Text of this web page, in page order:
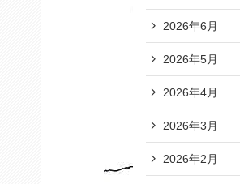
2026年6月
2026年5月
2026年4月
2026年3月
2026年2月